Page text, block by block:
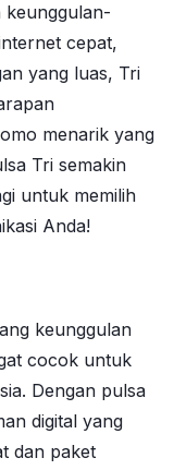
keunggulan-
cepat,
yang luas, Tri
menarik yang
Tri semakin
untuk memilih
Anda!
keunggulan
cocok untuk
Dengan pulsa
digital yang
dan paket